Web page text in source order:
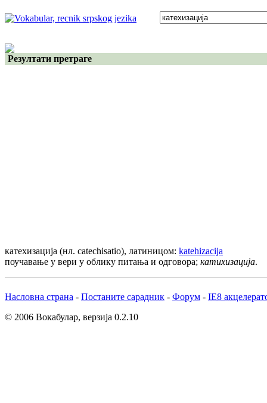
Резултати претраге
катехизација (нл. catechisatio), латиницом: katehizacija
поучавање у вери у облику питања и одговора; катихизација.
Насловна страна - Постаните сарадник - Форум - IE8
© 2006 Вокабулар, верзија 0.2.10